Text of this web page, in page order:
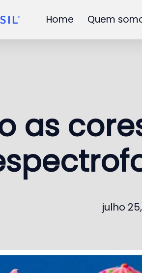
Home Quem
as
julho